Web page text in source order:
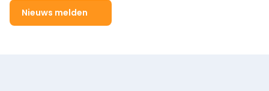
Nieuws melden